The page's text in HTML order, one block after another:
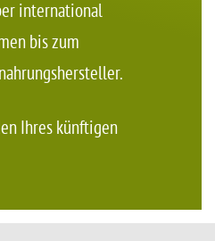
international
bis zum
Ihres künftigen